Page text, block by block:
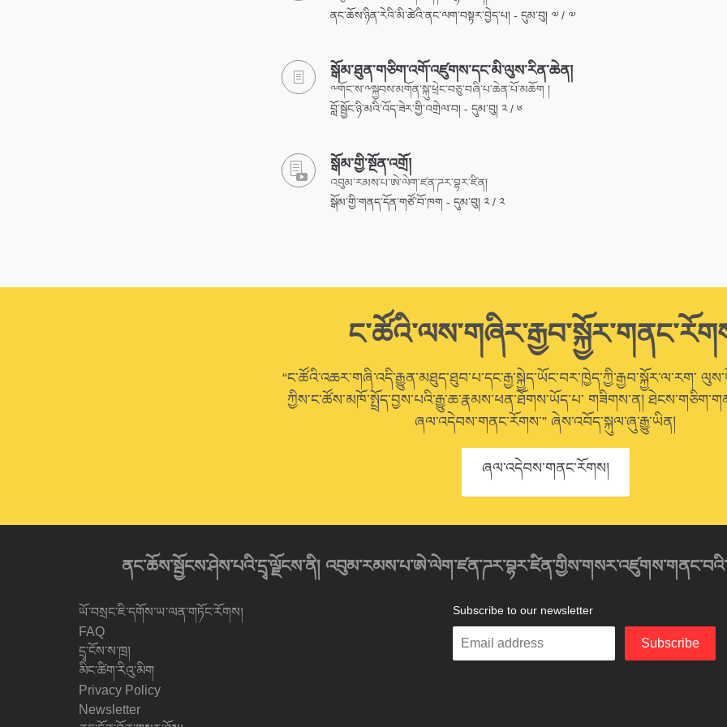
ནང་ཆོས་ཉིན་རེའི་མི་ཚེའི་ནང་ལག་བསྟར་བྱེད་པ། - དུམ་བུ། ༧ / ༧
སྒོམ་ཐུན་གཅིག་འགོ་འཛུགས་དང་མི་ལུས་རིན་ཆེན།
༸གོང་ས་༸སྐྱབས་མགོན་སྐུ་ཕྲེང་བཅུ་བཞི་པ་ཆེན་པོ་མཆོག །
བློ་སྦྱོང་ཉི་མའི་འོད་ཟེར་གྱི་འགྲེལ་བ། - དུམ་བུ། ༢ / ༦
སྒོམ་གྱི་སྔོན་འགྲོ།
འབུམ་རམས་པ་ཨེ་ལེག་ཛན་ཌར་བྷར་ཛིན།
སྒོམ་གྱི་གནད་དོན་གཙོ་བོ་ཁག - དུམ་བུ། ༢ / ༢
“ང་ཚོའི་འཆར་གཞི་འདི་རྒྱུན་མཐུད་ཐུབ་པ་དང་རྒྱ་སྐྱེད་ཡོང་བར་ཁྱེད་ཀྱི་རྒྱབ་སྐྱོར་ལ་རག་
ཀྱིས་ང་ཚོས་མཁོ་སྤྲོད་བྱས་པའི་རྒྱུ་ཆ་རྣམས་ཕན་ཐོགས་ཡོད་པ་ གཟིགས་ན།
ཞལ་འདེབས་གནང་རོགས་” ཞེས་འབོད་སྐུལ་ཞུ་རྒྱུ་ཡིན།
ཞལ་འདེབས་གནང་རོགས།
ནང་ཆོས་སྦྱོངས་ཤེས་པའི་དྲྭ་ལྗོངས་ནི།
ཡོ་བསྲང་ཇི་དགོས་ཡ་ལན་གཏོང་རོགས།
FAQ
དྲྭ་ངོས་ས་ཁྲ།
མིང་ཚིག་རིའུ་མིག
Privacy Policy
Newsletter
Subscribe to our newsletter
Enter
Subscribe